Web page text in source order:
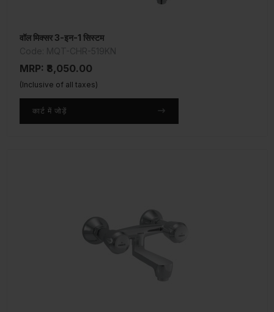
वॉल मिक्सर 3-इन-1 सिस्टम
MRP: ₹8,050.00
(Inclusive of all taxes)
कार्ट में जोड़ें